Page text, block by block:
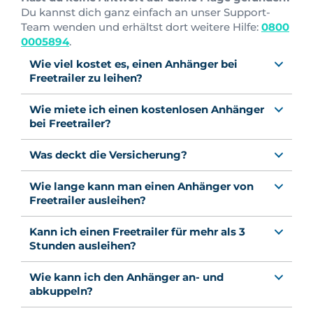
Du kannst dich ganz einfach an unser Support-
Team wenden und erhältst dort weitere Hilfe: 0800
0005894.
Wie viel kostet es, einen Anhänger bei
Freetrailer zu leihen?
Wie miete ich einen kostenlosen Anhänger
bei Freetrailer?
Was deckt die Versicherung?
Wie lange kann man einen Anhänger von
Freetrailer ausleihen?
Kann ich einen Freetrailer für mehr als 3
Stunden ausleihen?
Wie kann ich den Anhänger an- und
abkuppeln?